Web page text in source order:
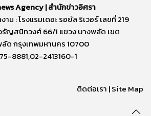
Agency | สำนักข่าวอิศรา
าน : โรงแรมเดอะ รอยัล ริเวอร์ เลขที่ 219
ญสนิทวงศ์ 66/1 แขวง บางพลัด เขต
ด กรุงเทพมหานคร 10700
8881,02-2413160-1
ติดต่อเรา |Site Map